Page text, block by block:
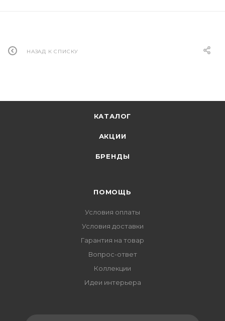
НАЗАД К СПИСКУ
КАТАЛОГ
АКЦИИ
БРЕНДЫ
ПОМОЩЬ
Условия оплаты
Условия доставки
Гарантия на товар
Вопрос-ответ
Коллекции
Идеи интерьера